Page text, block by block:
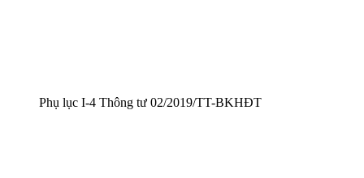
Phụ lục I-4 Thông tư 02/2019/TT-BKHĐT